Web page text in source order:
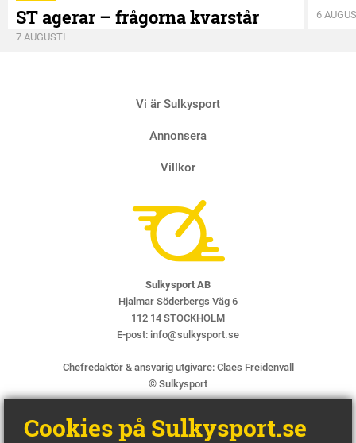
ST agerar – frågorna kvarstår
7 AUGUSTI
6
Vi är Sulkysport
Annonsera
Villkor
Sulkysport AB
Hjalmar Söderbergs Väg 6
112 14 STOCKHOLM
E-post: info@sulkysport.se
Chefredaktör & ansvarig utgivare: Claes Freidenvall
© Sulkysport
Cookies på Sulkysport.se